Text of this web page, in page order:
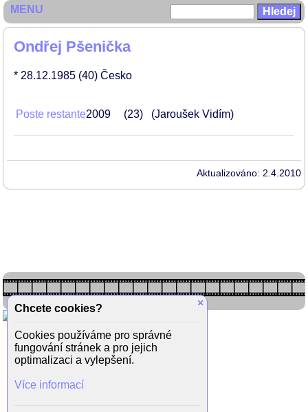
Ondřej Pšenička
* 28.12.1985 (40) Česko
Poste restante2009 23 (Jaroušek Vidím)
Aktualizováno: 2.4.2010
MENU
×
Chcete cookies?
Cookies používáme pro správné
fungování stránek a pro jejich
optimalizaci a vylepšení.
Více informací